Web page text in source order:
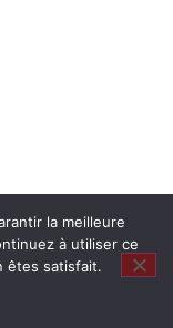
la meilleure
à utiliser ce
êtes satisfait.